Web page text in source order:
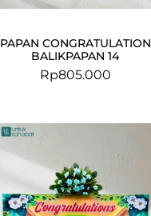
PAPAN CONGRATULATION
BALIKPAPAN 14
Rp805.000